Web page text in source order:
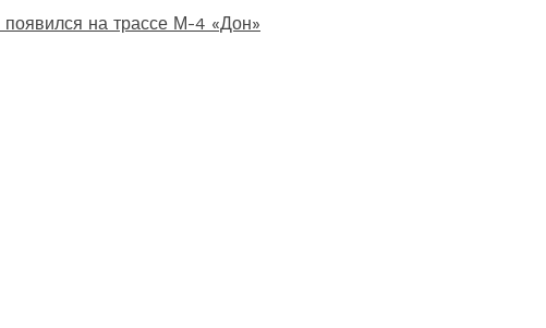
появился на трассе М-4 «Дон»